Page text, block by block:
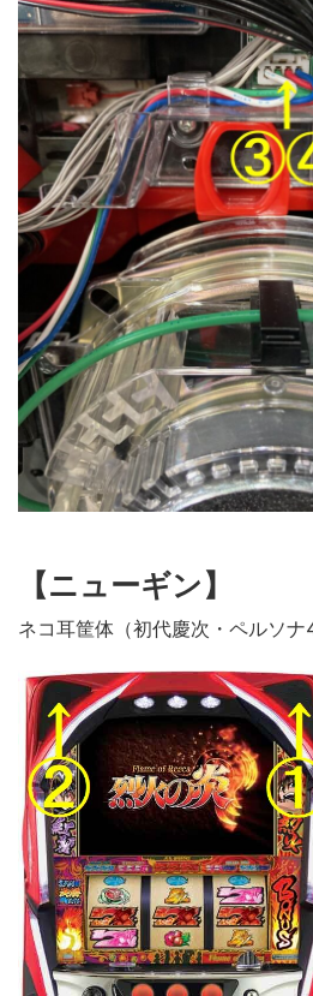
【ニューギン】
ネコ耳筐体（初代慶次・ペルソナ4